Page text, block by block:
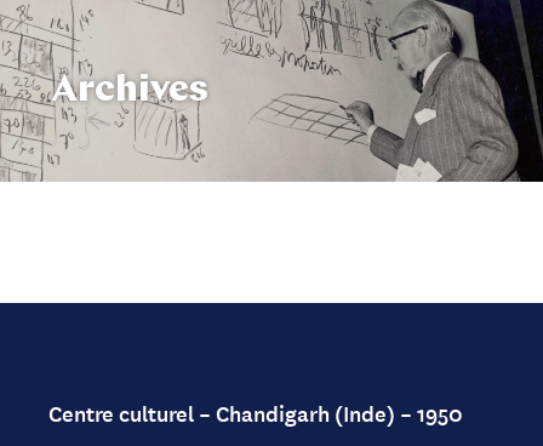
Archives
Centre culturel – Chandigarh (Inde) – 1950